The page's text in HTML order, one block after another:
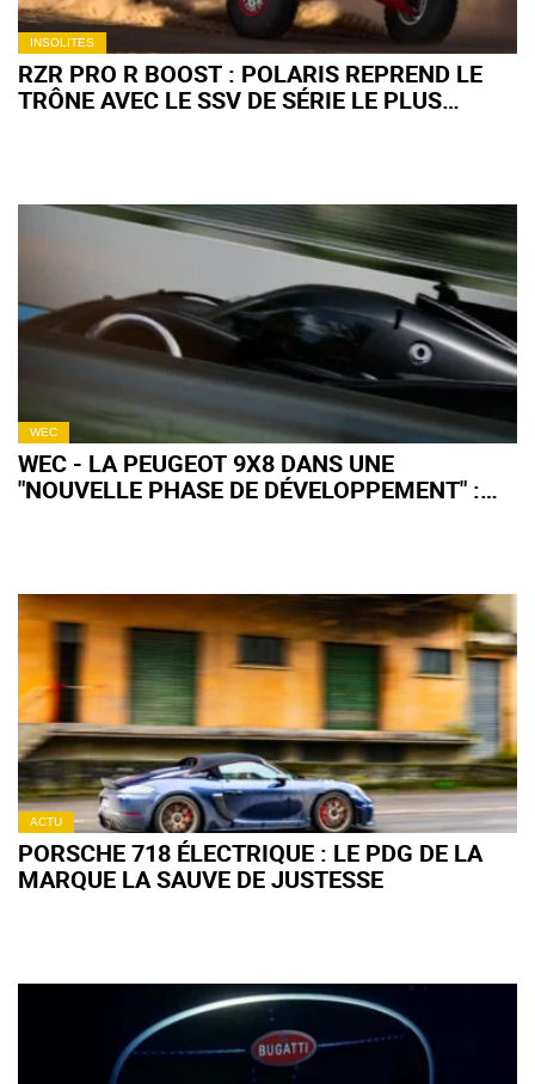
INSOLITES
RZR PRO R BOOST : POLARIS REPREND LE
TRÔNE AVEC LE SSV DE SÉRIE LE PLUS
WEC
WEC - LA PEUGEOT 9X8 DANS UNE
"NOUVELLE PHASE DE DÉVELOPPEMENT" :
ACTU
PORSCHE 718 ÉLECTRIQUE : LE PDG DE LA
MARQUE LA SAUVE DE JUSTESSE